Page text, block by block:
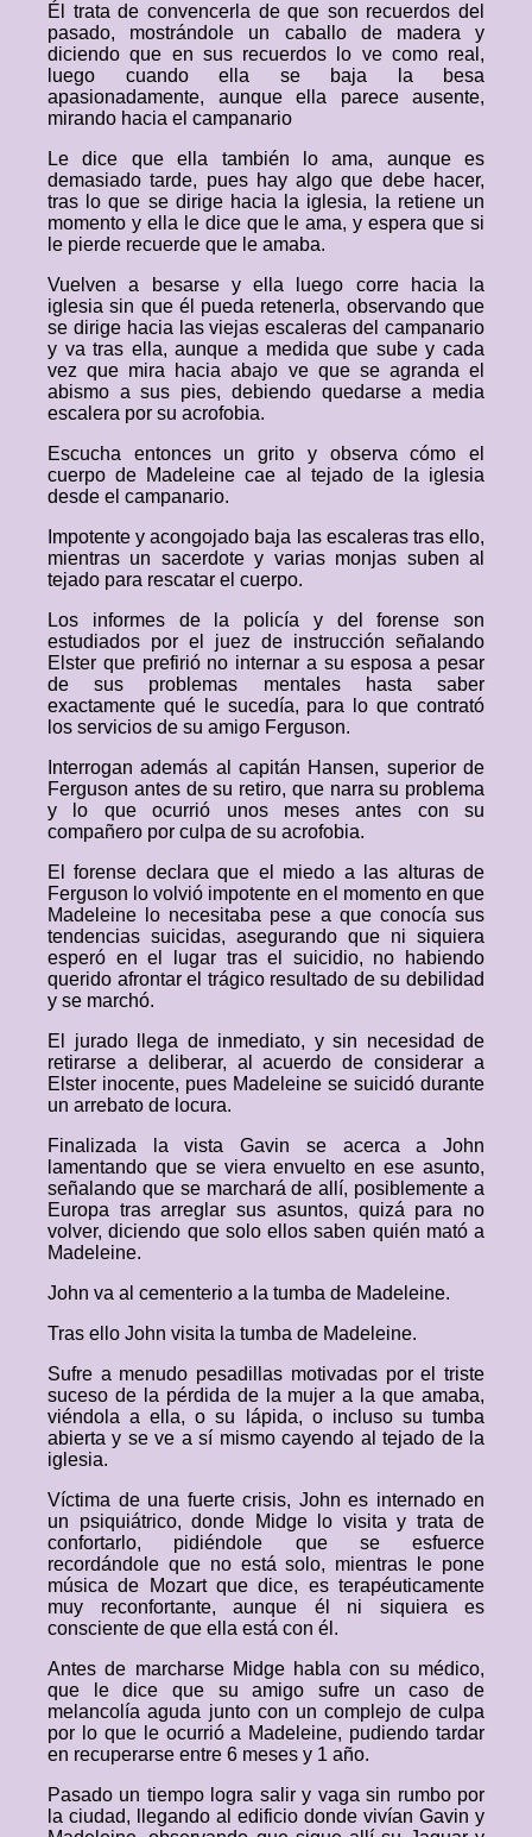
Él trata de convencerla de que son recuerdos del
pasado, mostrándole un caballo de madera y
diciendo que en sus recuerdos lo ve como real,
luego cuando ella se baja la besa
apasionadamente, aunque ella parece ausente,
mirando hacia el campanario
Le dice que ella también lo ama, aunque es
demasiado tarde, pues hay algo que debe hacer,
tras lo que se dirige hacia la iglesia, la retiene un
momento y ella le dice que le ama, y espera que si
le pierde recuerde que le amaba.
Vuelven a besarse y ella luego corre hacia la
iglesia sin que él pueda retenerla, observando que
se dirige hacia las viejas escaleras del campanario
y va tras ella, aunque a medida que sube y cada
vez que mira hacia abajo ve que se agranda el
abismo a sus pies, debiendo quedarse a media
escalera por su acrofobia.
Escucha entonces un grito y observa cómo el
cuerpo de Madeleine cae al tejado de la iglesia
desde el campanario.
Impotente y acongojado baja las escaleras tras ello,
mientras un sacerdote y varias monjas suben al
tejado para rescatar el cuerpo.
Los informes de la policía y del forense son
estudiados por el juez de instrucción señalando
Elster que prefirió no internar a su esposa a pesar
de sus problemas mentales hasta saber
exactamente qué le sucedía, para lo que contrató
los servicios de su amigo Ferguson.
Interrogan además al capitán Hansen, superior de
Ferguson antes de su retiro, que narra su problema
y lo que ocurrió unos meses antes con su
compañero por culpa de su acrofobia.
El forense declara que el miedo a las alturas de
Ferguson lo volvió impotente en el momento en que
Madeleine lo necesitaba pese a que conocía sus
tendencias suicidas, asegurando que ni siquiera
esperó en el lugar tras el suicidio, no habiendo
querido afrontar el trágico resultado de su debilidad
y se marchó.
El jurado llega de inmediato, y sin necesidad de
retirarse a deliberar, al acuerdo de considerar a
Elster inocente, pues Madeleine se suicidó durante
un arrebato de locura.
Finalizada la vista Gavin se acerca a John
lamentando que se viera envuelto en ese asunto,
señalando que se marchará de allí, posiblemente a
Europa tras arreglar sus asuntos, quizá para no
volver, diciendo que solo ellos saben quién mató a
Madeleine.
John va al cementerio a la tumba de Madeleine.
Tras ello John visita la tumba de Madeleine.
Sufre a menudo pesadillas motivadas por el triste
suceso de la pérdida de la mujer a la que amaba,
viéndola a ella, o su lápida, o incluso su tumba
abierta y se ve a sí mismo cayendo al tejado de la
iglesia.
Víctima de una fuerte crisis, John es internado en
un psiquiátrico, donde Midge lo visita y trata de
confortarlo, pidiéndole que se esfuerce
recordándole que no está solo, mientras le pone
música de Mozart que dice, es terapéuticamente
muy reconfortante, aunque él ni siquiera es
consciente de que ella está con él.
Antes de marcharse Midge habla con su médico,
que le dice que su amigo sufre un caso de
melancolía aguda junto con un complejo de culpa
por lo que le ocurrió a Madeleine, pudiendo tardar
en recuperarse entre 6 meses y 1 año.
Pasado un tiempo logra salir y vaga sin rumbo por
la ciudad, llegando al edificio donde vivían Gavin y